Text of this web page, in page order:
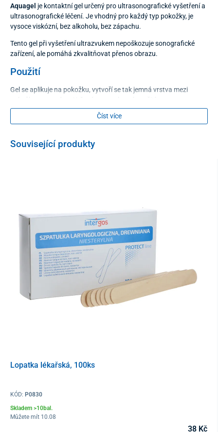
Aquagel je kontaktní gel určený pro ultrasonografické vyšetření a
ultrasonografické léčení. Je vhodný pro každý typ pokožky, je
vysoce viskózní, bez alkoholu, bez zápachu.
Tento gel při vyšetření ultrazvukem nepoškozuje sonografické
zařízení, ale pomáhá zkvalitňovat přenos obrazu.
Použití
Gel se aplikuje na pokožku, vytvoří se tak jemná vrstva mezi
1000 g
Číst více
Související produkty
Lopatka lékařská, 100ks
KÓD: P0830
Skladem >10bal.
Můžete mít 10.08
38 Kč